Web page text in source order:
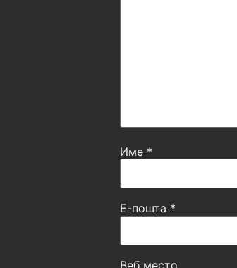
Име *
Е-пошта *
Веб место